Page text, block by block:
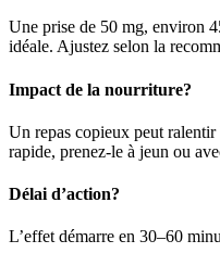
Une prise de 50 mg, environ
idéale. Ajustez selon la
Impact de la nourriture?
Un repas copieux peut
rapide, prenez-le à jeun ou
Délai d’action?
L’effet démarre en 30–60